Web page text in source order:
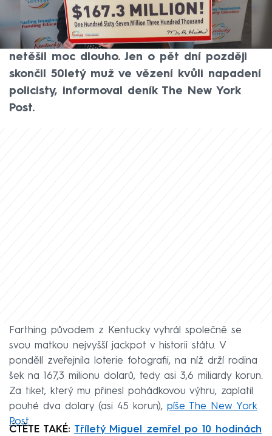
Američan James Farthing vyhrál v pondělí v
loterii jackpot v hodnotě 167,3 milionu
dolarů (3,6 miliardy korun). Z výhry se ale
netěšil moc dlouho. Jen o pět dní později
skončil 50letý muž ve vězení kvůli napadení
policisty, informoval deník The New York
Post.
Farthing původem z Kentucky vyhrál společně se
svou matkou nejvyšší jackpot v historii státu. V
pondělí zveřejnila loterie fotografii, na níž drží rodina
šek na 167,3 milionu dolarů, tedy asi 3,6 miliardy korun.
Za tiket, který mu přinesl pohádkovou výhru, zaplatil
pouhé dva dolary (asi 45 korun), píše The New York
Post.
ČTĚTE TAKÉ: Tříletý Miguel zemřel po 10 hodinách